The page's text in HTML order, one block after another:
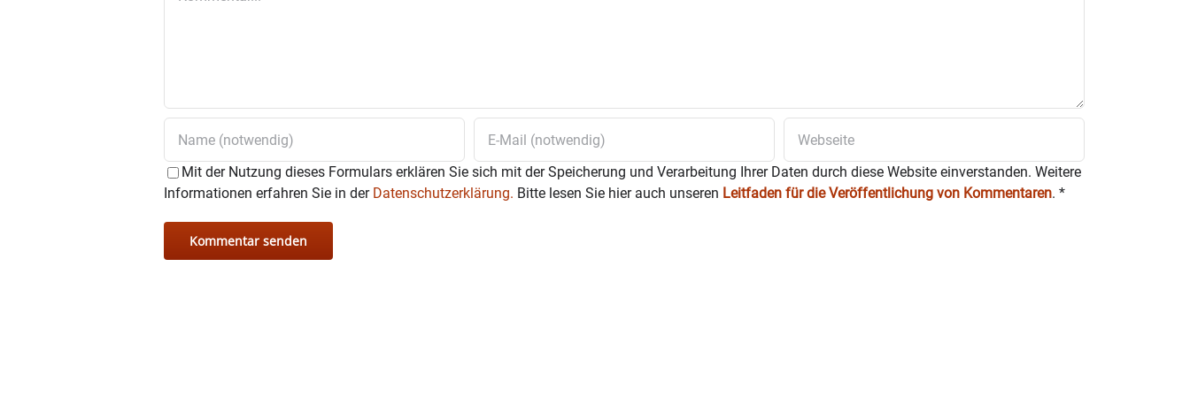
Mit der Nutzung dieses Formulars erklären Sie sich mit der Speicherung und Verarbeitung Ihrer Daten durch diese Website einverstanden. Weitere
Informationen erfahren Sie in der Datenschutzerklärung. Bitte lesen Sie hier auch unseren Leitfaden für die Veröffentlichung von Kommentaren. *